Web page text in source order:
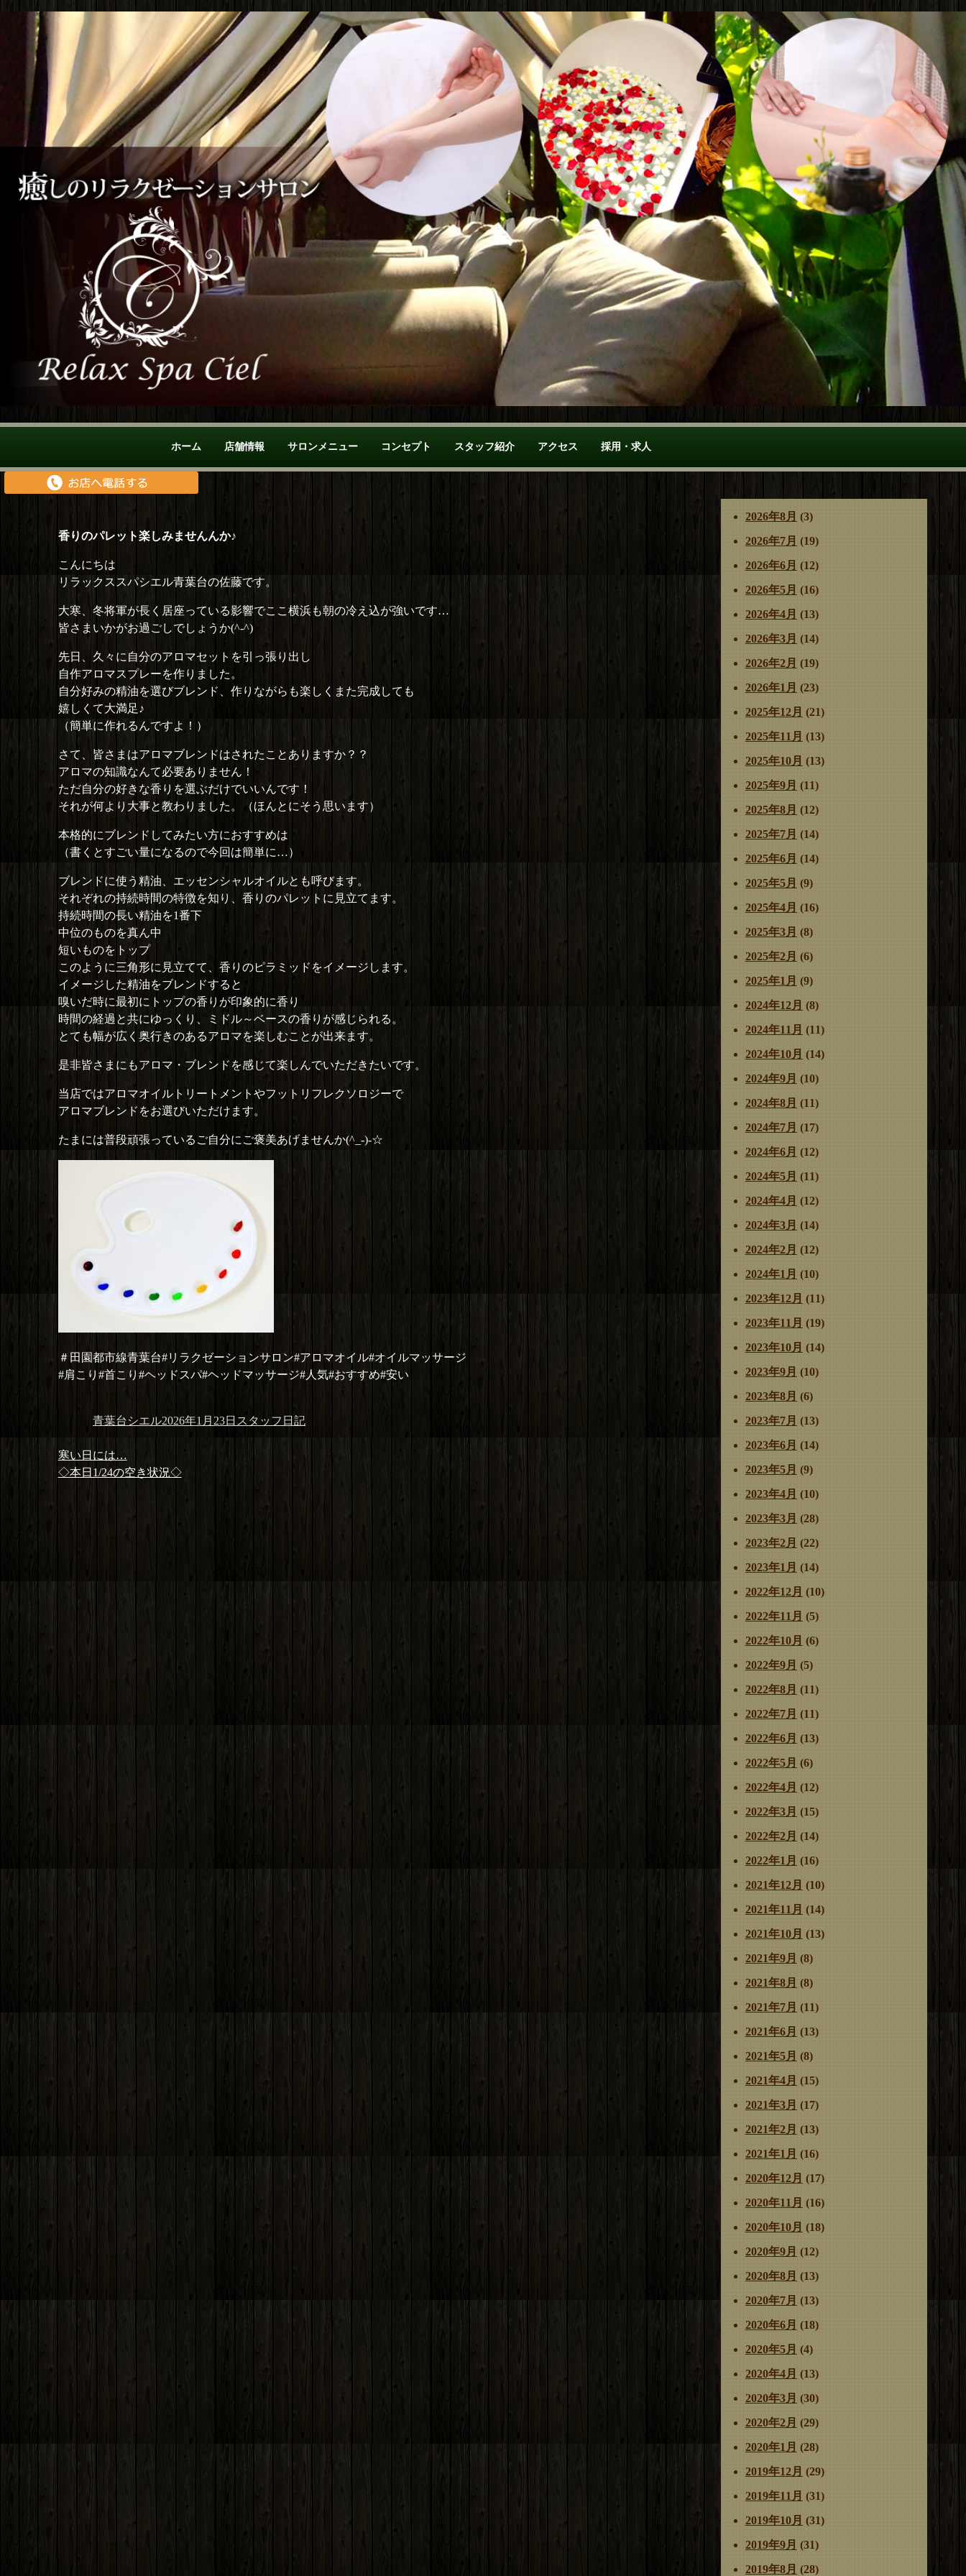
ホーム 店舗情報 サロンメニュー コンセプト スタッフ紹介 アクセス 採用・求人
香りのパレット楽しみませんんか♪
こんにちは
リラックススパシエル青葉台の佐藤です。
大寒、冬将軍が長く居座っている影響でここ横浜も朝の冷え込が強いです…
皆さまいかがお過ごしでしょうか(^-^)
先日、久々に自分のアロマセットを引っ張り出し
自作アロマスプレーを作りました。
自分好みの精油を選びブレンド、作りながらも楽しくまた完成しても
嬉しくて大満足♪
（簡単に作れるんですよ！）
さて、皆さまはアロマブレンドはされたことありますか？？
アロマの知識なんて必要ありません！
ただ自分の好きな香りを選ぶだけでいいんです！
それが何より大事と教わりました。（ほんとにそう思います）
本格的にブレンドしてみたい方におすすめは
（書くとすごい量になるので今回は簡単に…）
ブレンドに使う精油、エッセンシャルオイルとも呼びます。
それぞれの持続時間の特徴を知り、香りのパレットに見立てます。
持続時間の長い精油を1番下
中位のものを真ん中
短いものをトップ
このように三角形に見立てて、香りのピラミッドをイメージします。
イメージした精油をブレンドすると
嗅いだ時に最初にトップの香りが印象的に香り
時間の経過と共にゆっくり、ミドル～ベースの香りが感じられる。
とても幅が広く奥行きのあるアロマを楽しむことが出来ます。
是非皆さまにもアロマ・ブレンドを感じて楽しんでいただきたいです。
当店ではアロマオイルトリートメントやフットリフレクソロジーで
アロマブレンドをお選びいただけます。
たまには普段頑張っているご自分にご褒美あげませんか(^_-)-☆
＃田園都市線青葉台#リラクゼーションサロン#アロマオイル#オイルマッサージ
#肩こり#首こり#ヘッドスパ#ヘッドマッサージ#人気#おすすめ#安い
投
稿
者
青葉台シエル投
2026年1月23日 カ
スタッフ日記
投
稿
前
の
寒い日には…
次
◇本日1/24の空き状況◇
2026年8月 (3)
2026年7月 (19)
2026年6月 (12)
2026年5月 (16)
2026年4月 (13)
2026年3月 (14)
2026年2月 (19)
2026年1月 (23)
2025年12月 (21)
2025年11月 (13)
2025年10月 (13)
2025年9月 (11)
2025年8月 (12)
2025年7月 (14)
2025年6月 (14)
2025年5月 (9)
2025年4月 (16)
2025年3月 (8)
2025年2月 (6)
2025年1月 (9)
2024年12月 (8)
2024年11月 (11)
2024年10月 (14)
2024年9月 (10)
2024年8月 (11)
2024年7月 (17)
2024年6月 (12)
2024年5月 (11)
2024年4月 (12)
2024年3月 (14)
2024年2月 (12)
2024年1月 (10)
2023年12月 (11)
2023年11月 (19)
2023年10月 (14)
2023年9月 (10)
2023年8月 (6)
2023年7月 (13)
2023年6月 (14)
2023年5月 (9)
2023年4月 (10)
2023年3月 (28)
2023年2月 (22)
2023年1月 (14)
2022年12月 (10)
2022年11月 (5)
2022年10月 (6)
2022年9月 (5)
2022年8月 (11)
2022年7月 (11)
2022年6月 (13)
2022年5月 (6)
2022年4月 (12)
2022年3月 (15)
2022年2月 (14)
2022年1月 (16)
2021年12月 (10)
2021年11月 (14)
2021年10月 (13)
2021年9月 (8)
2021年8月 (8)
2021年7月 (11)
2021年6月 (13)
2021年5月 (8)
2021年4月 (15)
2021年3月 (17)
2021年2月 (13)
2021年1月 (16)
2020年12月 (17)
2020年11月 (16)
2020年10月 (18)
2020年9月 (12)
2020年8月 (13)
2020年7月 (13)
2020年6月 (18)
2020年5月 (4)
2020年4月 (13)
2020年3月 (30)
2020年2月 (29)
2020年1月 (28)
2019年12月 (29)
2019年11月 (31)
2019年10月 (31)
2019年9月 (31)
2019年8月 (28)